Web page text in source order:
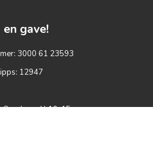
en gave!
3000 61 23593
12947
Onsdager kl 10-15